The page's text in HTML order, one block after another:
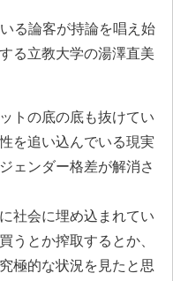
る論客が持論を唱え始
る立教大学の湯澤直美
トの底の底も抜けてい
を追い込んでいる現実
ェンダー格差が解消さ
社会に埋め込まれてい
うとか搾取するとか、
極的な状況を見たと思